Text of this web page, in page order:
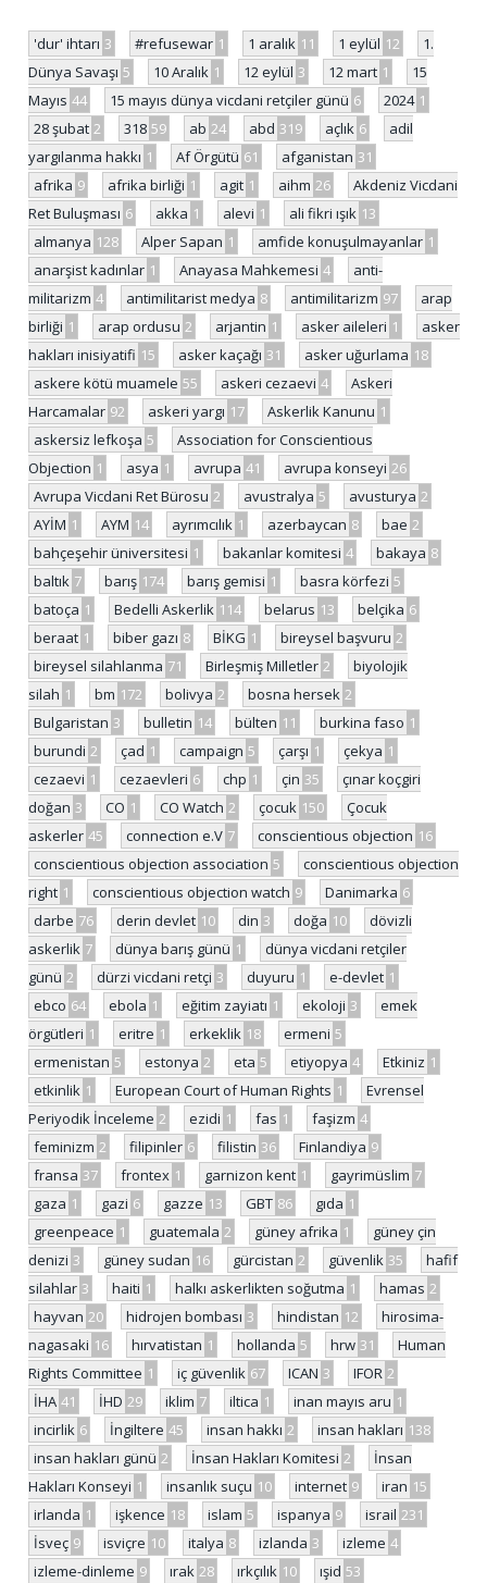
'dur' ihtarı 3 #refusewar 1 1 aralık 11 1 eylül 12
1.
Dünya Savaşı 5 10 Aralık 1 12 eylül 3 12 mart 1
15
Mayıs 44 15 mayıs dünya vicdani retçiler günü 6 2024 1
28 şubat 2 318 59 ab 24 abd 319 açlık 6
adil
yargılanma hakkı 1 Af Örgütü 61 afganistan 31
afrika 9 afrika birliği 1 agit 1 aihm 26
Akdeniz Vicdani
Ret Buluşması 6 akka 1 alevi 1 ali fikri ışık 13
almanya 128 Alper Sapan 1 amfide konuşulmayanlar 1
anarşist kadınlar 1 Anayasa Mahkemesi 4
anti-
militarizm 4 antimilitarist medya 8 antimilitarizm 97
arap
birliği 1 arap ordusu 2 arjantin 1 asker aileleri 1
asker
hakları inisiyatifi 15 asker kaçağı 31 asker uğurlama 18
askere kötü muamele 55 askeri cezaevi 4
Askeri
Harcamalar 92 askeri yargı 17 Askerlik Kanunu 1
askersiz lefkoşa 5
Association for Conscientious
Objection 1 asya 1 avrupa 41 avrupa konseyi 26
Avrupa Vicdani Ret Bürosu 2 avustralya 5 avusturya 2
AYİM 1 AYM 14 ayrımcılık 1 azerbaycan 8 bae 2
bahçeşehir üniversitesi 1 bakanlar komitesi 4 bakaya 8
baltık 7 barış 174 barış gemisi 1 basra körfezi 5
batoça 1 Bedelli Askerlik 114 belarus 13 belçika 6
beraat 1 biber gazı 8 BİKG 1 bireysel başvuru 2
bireysel silahlanma 71 Birleşmiş Milletler 2
biyolojik
silah 1 bm 172 bolivya 2 bosna hersek 2
Bulgaristan 3 bulletin 14 bülten 11 burkina faso 1
burundi 2 çad 1 campaign 5 çarşı 1 çekya 1
cezaevi 1 cezaevleri 6 chp 1 çin 35
çınar koçgiri
doğan 3 CO 1 CO Watch 2 çocuk 150
Çocuk
askerler 45 connection e.V 7 conscientious objection 16
conscientious objection association 5
conscientious objection
right 1 conscientious objection watch 9 Danimarka 6
darbe 76 derin devlet 10 din 3 doğa 10
dövizli
askerlik 7 dünya barış günü 1
dünya vicdani retçiler
günü 2 dürzi vicdani retçi 3 duyuru 1 e-devlet 1
ebco 64 ebola 1 eğitim zayiatı 1 ekoloji 3
emek
örgütleri 1 eritre 1 erkeklik 18 ermeni 5
ermenistan 5 estonya 2 eta 5 etiyopya 4 Etkiniz 1
etkinlik 1 European Court of Human Rights 1
Evrensel
Periyodik İnceleme 2 ezidi 1 fas 1 faşizm 4
feminizm 2 filipinler 6 filistin 36 Finlandiya 9
fransa 37 frontex 1 garnizon kent 1 gayrimüslim 7
gaza 1 gazi 6 gazze 13 GBT 86 gıda 1
greenpeace 1 guatemala 2 güney afrika 1
güney çin
denizi 3 güney sudan 16 gürcistan 2 güvenlik 35
hafif
silahlar 3 haiti 1 halkı askerlikten soğutma 1 hamas 2
hayvan 20 hidrojen bombası 3 hindistan 12
hirosima-
nagasaki 16 hırvatistan 1 hollanda 5 hrw 31
Human
Rights Committee 1 iç güvenlik 67 ICAN 3 IFOR 2
İHA 41 İHD 29 iklim 7 iltica 1 inan mayıs aru 1
incirlik 6 İngiltere 45 insan hakkı 2 insan hakları 138
insan hakları günü 2 İnsan Hakları Komitesi 2
İnsan
Hakları Konseyi 1 insanlık suçu 10 internet 9 iran 15
irlanda 1 işkence 18 islam 5 ispanya 9 israil 231
İsveç 9 isviçre 10 italya 8 izlanda 3 izleme 4
izleme-dinleme 9 ırak 28 ırkçılık 10 ışid 53